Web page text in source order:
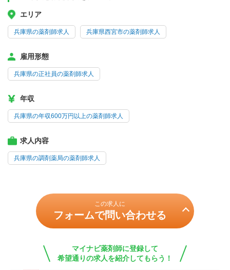
エリア
兵庫県の薬剤師求人 兵庫県西宮市の薬剤師求人
雇用形態
兵庫県の正社員の薬剤師求人
年収
兵庫県の年収600万円以上の薬剤師求人
求人内容
兵庫県の調剤薬局の薬剤師求人
この求人に
フォームで問い合わせる
マイナビ薬剤師に登録して
希望通りの求人を紹介してもらう！